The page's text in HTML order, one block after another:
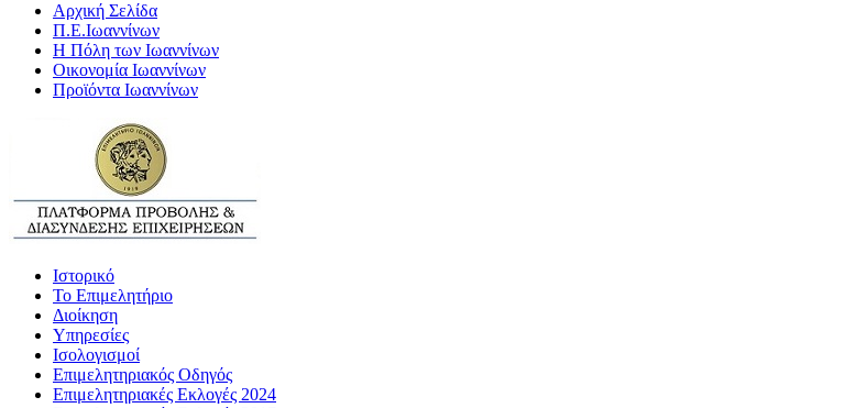
Αρχική Σελίδα
Π.Ε.Ιωαννίνων
Η Πόλη των Ιωαννίνων
Οικονομία Ιωαννίνων
Προϊόντα Ιωαννίνων
Ιστορικό
Το Επιμελητήριο
Διοίκηση
Υπηρεσίες
Ισολογισμοί
Επιμελητηριακός Οδηγός
Επιμελητηριακές Εκλογές 2024